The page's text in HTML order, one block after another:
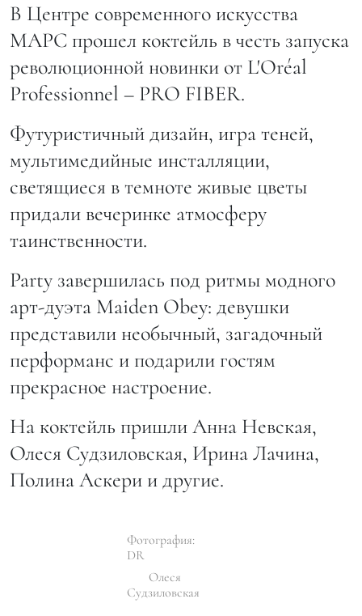
В Центре современного искусства
МАРС прошел коктейль в честь запуска
революционной новинки от L'Oréal
Professionnel – PRO FIBER.
Футуристичный дизайн, игра теней,
мультимедийные инсталляции,
светящиеся в темноте живые цветы
придали вечеринке атмосферу
таинственности.
Party завершилась под ритмы модного
арт-дуэта Maiden Obey: девушки
представили необычный, загадочный
перформанс и подарили гостям
прекрасное настроение.
На коктейль пришли Анна Невская,
Олеся Судзиловская, Ирина Лачина,
Полина Аскери и другие.
Фотография:
DR
Олеся
Судзиловская